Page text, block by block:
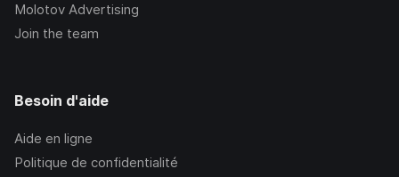
Molotov Advertising
Join the team
Besoin d'aide
Aide en ligne
Politique de confidentialité